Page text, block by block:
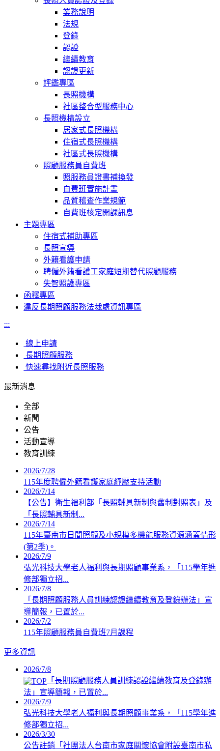
業務說明
法規
登錄
認證
繼續教育
認證更新
評鑑專區
長照機構
社區整合型服務中心
長照機構設立
居家式長照機構
住宿式長照機構
社區式長照機構
照顧服務員自費班
照服務員證書補換發
自費班實施計畫
品質稽查作業規範
自費班核定開課訊息
主題專區
住宿式補助專區
長照宣導
外籍看護申請
聘僱外籍看護工家庭短期替代照顧服務
失智照護專區
函釋專區
違反長期照顧服務法裁處資訊專區
:::
線上申請
長期照顧服務
快速尋找附近長照服務
最新消息
全部
新聞
公告
活動宣導
教育訓練
2026/7/28
115年度聘僱外籍看護家庭紓壓支持活動
2026/7/14
【公告】衛生福利部「長照輔具新制與舊制對照表」及
「長照輔具新制...
2026/7/14
115年臺南市日間照顧及小規模多機能服務資源涵蓋情形
(第2季)。
2026/7/9
弘光科技大學老人福利與長期照顧事業系，「115學年進
修部獨立招...
2026/7/8
「長期照顧服務人員訓練認證繼續教育及登錄辦法」宣
導簡報，已置於...
2026/7/2
115年照顧服務員自費班7月課程
更多資訊
2026/7/8
「長期照顧服務人員訓練認證繼續教育及登錄辦
法」宣導簡報，已置於...
2026/7/9
弘光科技大學老人福利與長期照顧事業系，「115學年進
修部獨立招...
2026/3/30
公告註銷「社團法人台南市家庭關懷協會附設臺南市私